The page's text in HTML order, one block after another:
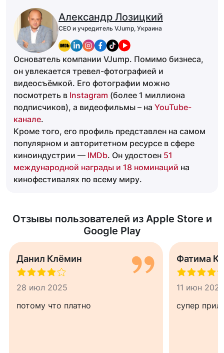
Александр Лозицкий
CEO и учредитель VJump, Украина
Основатель компании VJump. Помимо бизнеса,
он увлекается тревел-фотографией и
видеосъёмкой. Его фотографии можно
посмотреть в Instagram (более 1 миллиона
подписчиков), а видеофильмы – на YouTube-
канале.
Кроме того, его профиль представлен на самом
популярном и авторитетном ресурсе в сфере
киноиндустрии — IMDb. Он удостоен 51
международной награды и 18 номинаций на
кинофестивалях по всему миру.
Отзывы пользователей из Apple Store и
Google Play
Данил Клёмин
28 июл 2025
потому что платно
Фатима
11 июн 2025
супер